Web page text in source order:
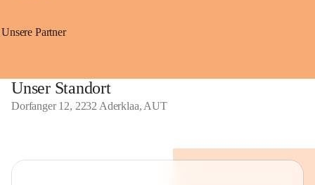
Unsere Partner
Unser Standort
Dorfanger 12, 2232 Aderklaa, AUT